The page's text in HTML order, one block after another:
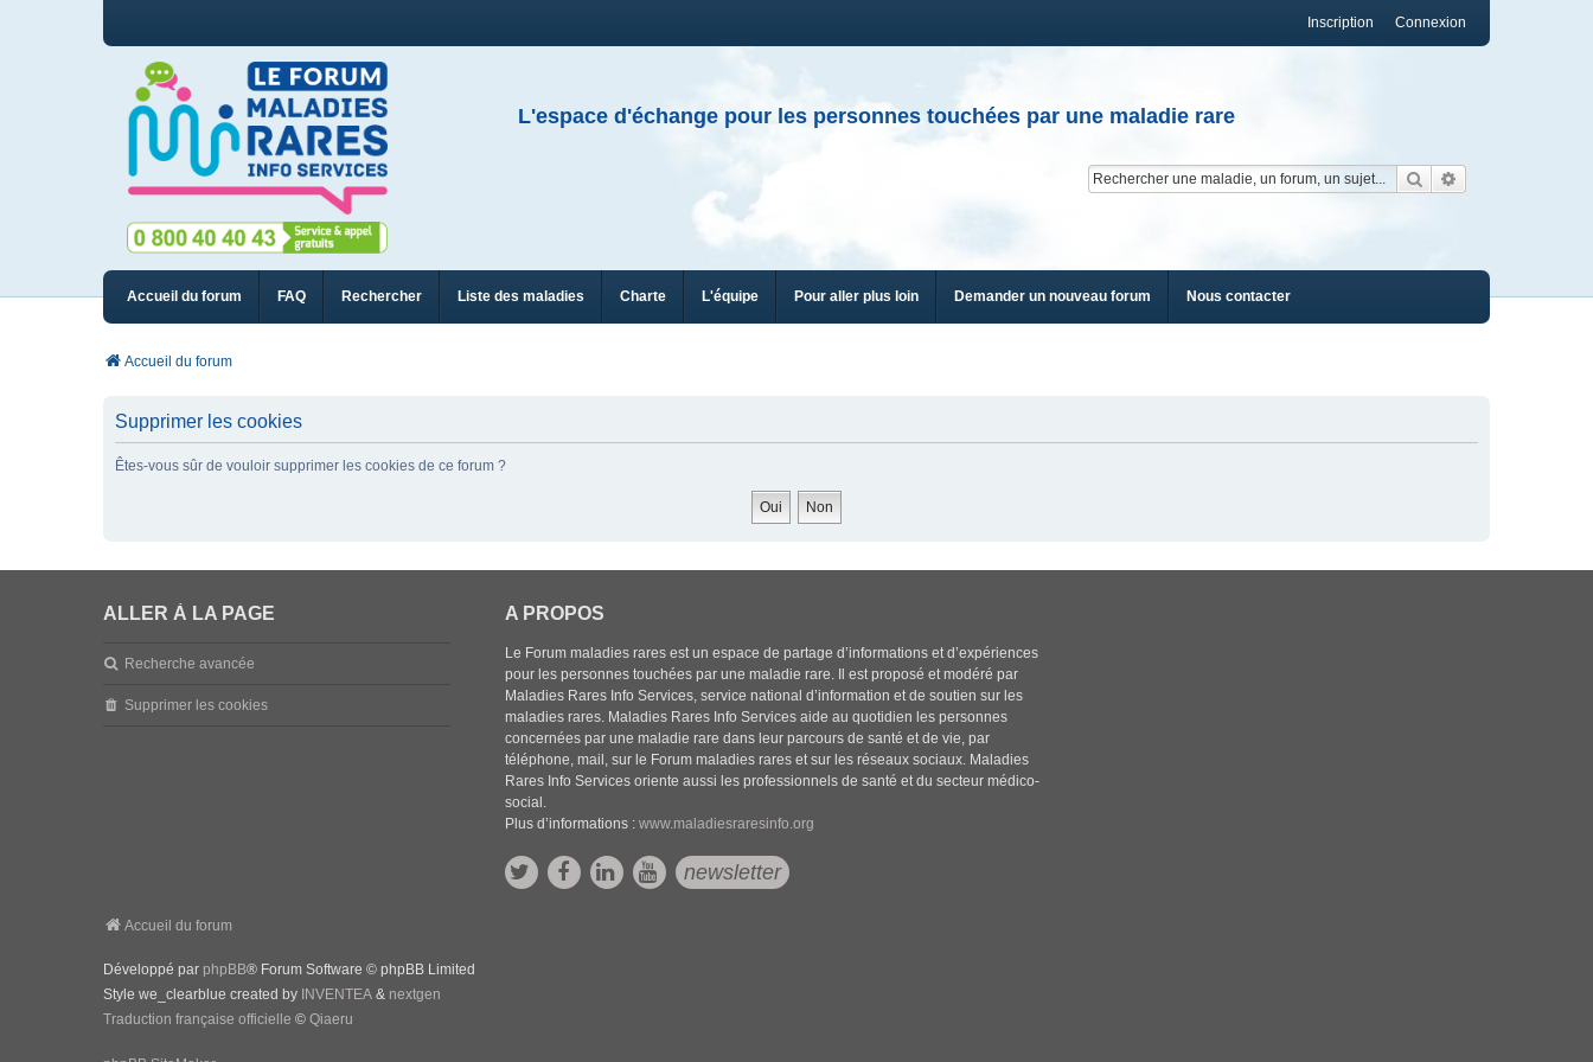
Connexion
Inscription
L'espace d'échange pour les personnes touchées par une maladie rare
Rechercher
Accueil du forum FAQ Rechercher Liste des maladies Charte L'équipe Pour aller plus loin Demander un nouveau forum Nous contacter
Accueil du forum
Supprimer les cookies
Êtes-vous sûr de vouloir supprimer les cookies de ce forum ?
ALLER À LA PAGE
Recherche avancée
Supprimer les cookies
A PROPOS
Le Forum maladies rares est un espace de partage d’informations et d’expériences
pour les personnes touchées par une maladie rare. Il est proposé et modéré par
Maladies Rares Info Services, service national d’information et de soutien sur les
maladies rares. Maladies Rares Info Services aide au quotidien les personnes
concernées par une maladie rare dans leur parcours de santé et de vie, par
téléphone, mail, sur le Forum maladies rares et sur les réseaux sociaux. Maladies
Rares Info Services oriente aussi les professionnels de santé et du secteur médico-
social.
Plus d’informations :www.maladiesraresinfo.org
newsletter
Accueil du forum
Développé par phpBB® Forum Software © phpBB Limited
Style we_clearblue created by INVENTEA & nextgen
Traduction française officielle © Qiaeru